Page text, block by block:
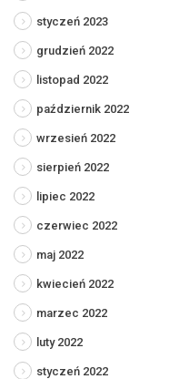
styczeń 2023
grudzień 2022
listopad 2022
październik 2022
wrzesień 2022
sierpień 2022
lipiec 2022
czerwiec 2022
maj 2022
kwiecień 2022
marzec 2022
luty 2022
styczeń 2022